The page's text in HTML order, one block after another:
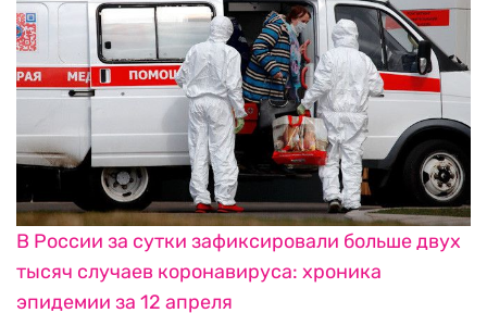
В России за сутки зафиксировали больше двух
тысяч случаев коронавируса: хроника
эпидемии за 12 апреля